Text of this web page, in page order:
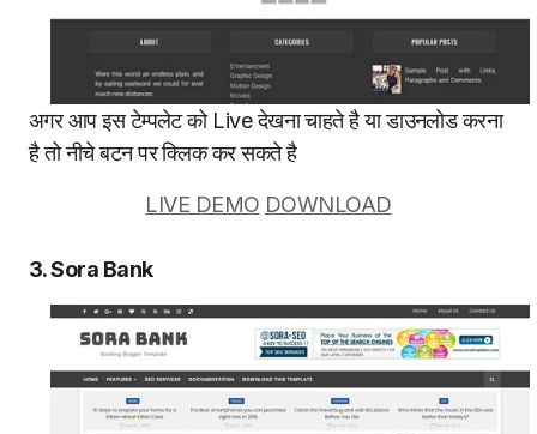
अगर आप इस टेम्पलेट को Live देखना चाहते है या डाउनलोड करना
है तो नीचे बटन पर क्लिक कर सकते है
LIVE DEMO DOWNLOAD
3. Sora Bank